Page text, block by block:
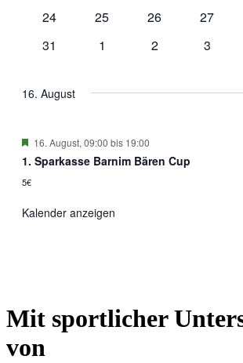
0
24
0
25
0
26
0
27
0
31
0
1
0
2
0
3
16. August
Hervorgehoben
16. August, 09:00 bis 19:00
1. Sparkasse Barnim Bären Cup
5€
Kalender anzeigen
Mit sportlicher
von